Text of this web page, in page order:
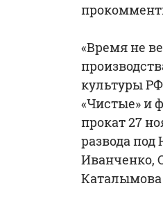
«Время не
культуры
«Чистые» и
прокат 27
развода
Иванченко,
Каталымова